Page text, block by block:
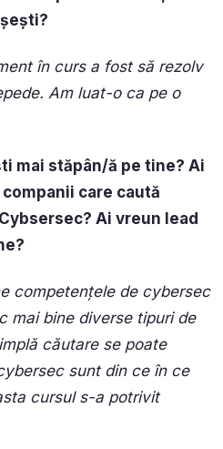
în curs a fost să rezolv
Am luat-o ca pe o
mai stăpân/ă pe tine? Ai
care caută
Ai vreun lead
competențele de cybersec
mai bine diverse tipuri de
căutare se poate
sunt din ce în ce
cursul s-a potrivit